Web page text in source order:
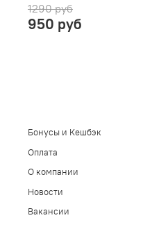
1290 руб
950 руб
Бонусы и Кешбэк
Оплата
О компании
Новости
Вакансии